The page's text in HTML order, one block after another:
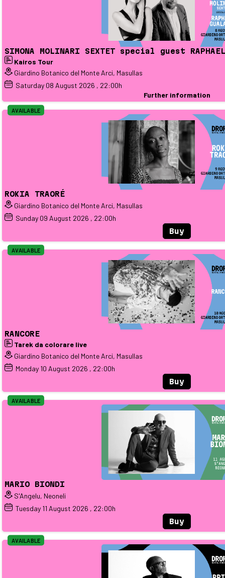
SIMONA MOLINARI SEXTET special guest
Kairos Tour
Giardino Botanico del Monte Arci, Masullas
Saturday 08 August 2026 , 22:00h
Further information
ROKIA TRAORÉ
Giardino Botanico del Monte Arci, Masullas
Sunday 09 August 2026 , 22:00h
AVAILABLE
Buy
RANCORE
Tarek da colorare live
Giardino Botanico del Monte Arci, Masullas
Monday 10 August 2026 , 22:00h
AVAILABLE
Buy
MARIO BIONDI
S'Angelu, Neoneli
Tuesday 11 August 2026 , 22:00h
AVAILABLE
Buy
AVAILABLE